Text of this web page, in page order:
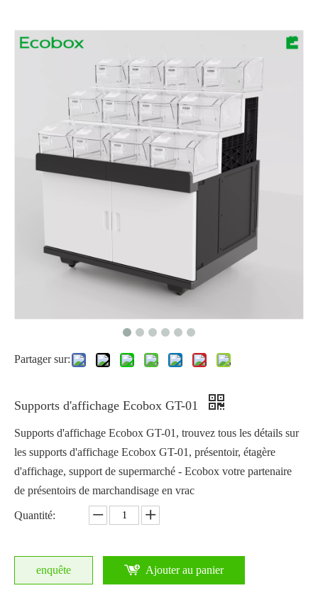
Partager sur:
Supports d'affichage Ecobox GT-01
Supports d'affichage Ecobox GT-01, trouvez tous les détails sur
les supports d'affichage Ecobox GT-01, présentoir, étagère
d'affichage, support de supermarché - Ecobox votre partenaire
de présentoirs de marchandisage en vrac
Quantité:
enquête Ajouter au panier